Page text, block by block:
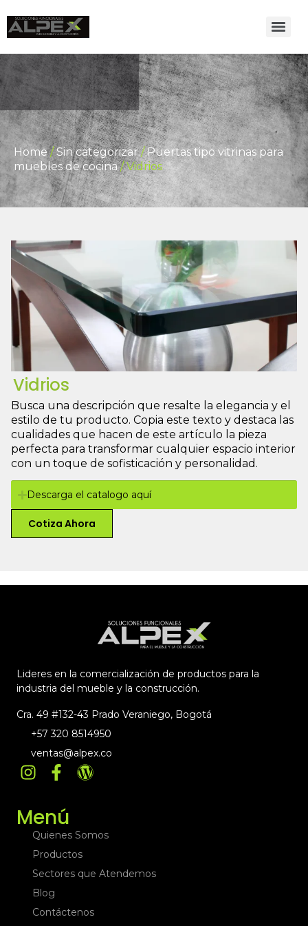
Home/Sin categorizar/Puertas tipo vitrinas para
muebles de cocina/ Vidrios
Vidrios
Busca una descripción que resalte la elegancia y el
estilo de tu producto. Copia este texto y destaca las
cualidades que hacen de este artículo la pieza
perfecta para transformar cualquier espacio interior
con un toque de sofisticación y personalidad.
Descarga el catalogo aquí
Cotiza Ahora
Lideres en la comercialización de productos para la
industria del mueble y la construcción.
Cra. 49 #132-43 Prado Veraniego, Bogotá
+57 320 8514950
ventas@alpex.co
Menú
Quienes Somos
Productos
Sectores que Atendemos
Blog
Contáctenos